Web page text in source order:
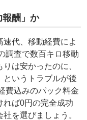
酬」か
代、移動経費によ
調査で数百キロ移動
は安かったのに、
というトラブルが後
費込みのパック料金
れば0円の完全成功
を選びましょう。